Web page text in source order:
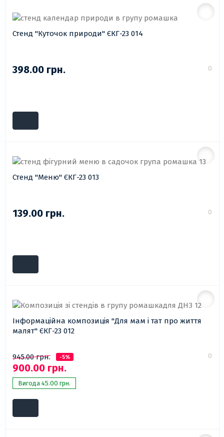
Стенд "Куточок природи" ЄКГ-23 014
398.00 грн. 0
Стенд "Меню" ЄКГ-23 013
139.00 грн. 0
Інформаційна композиція "Для мам і тат про життя
малят" ЄКГ-23 012
945.00 грн. -5%
900.00 грн.
Вигода 45.00 грн.
0